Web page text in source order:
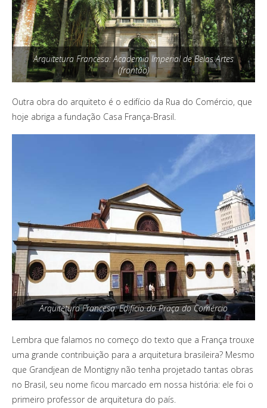
Arquitetura Francesa: Academia Imperial de Belas Artes
(frontão)
Outra obra do arquiteto é o edifício da Rua do Comércio, que
hoje abriga a fundação Casa França-Brasil.
Arquitetura Francesa: Edifício da Praça do Comércio
Lembra que falamos no começo do texto que a França trouxe
uma grande contribuição para a arquitetura brasileira? Mesmo
que Grandjean de Montigny não tenha projetado tantas obras
no Brasil, seu nome ficou marcado em nossa história: ele foi o
primeiro professor de arquitetura do país.